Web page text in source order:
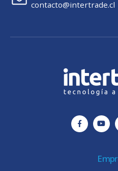
contacto@intertrade.cl